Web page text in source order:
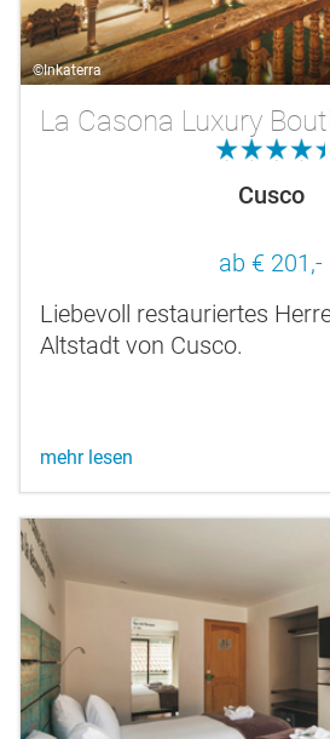
©Inkaterra
La Casona Luxury
4.5
Cusco
ab € 201,-
Liebevoll restauriertes
Altstadt von Cusco.
mehr lesen